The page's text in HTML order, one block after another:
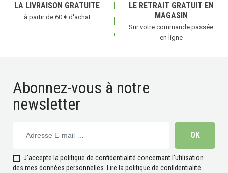
LA LIVRAISON GRATUITE
à partir de 60 € d'achat
LE RETRAIT GRATUIT EN
MAGASIN
Sur votre commande passée
en ligne
Abonnez-vous à notre
newsletter
J'accepte la politique de confidentialité concernant l'utilisation
des mes données personnelles.
Lire la politique de confidentialité